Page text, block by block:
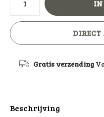
IN
DIRECT
Gratis verzending
Beschrijving